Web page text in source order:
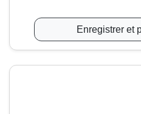
Enregistrer et